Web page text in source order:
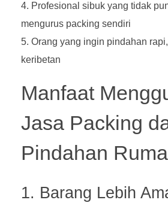
Profesional sibuk yang tidak
mengurus packing sendiri
Orang yang ingin pindahan
keribetan
Manfaat
Jasa Packing
Pindahan
1. Barang Lebih